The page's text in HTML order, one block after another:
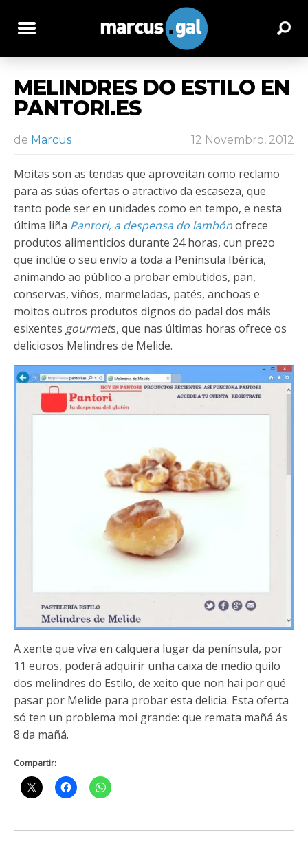
MELINDRES DO ESTILO EN
PANTORI.ES
de Marcus 12 Novembro, 2012
Moitas son as tendas que aproveitan como reclamo
para as súas ofertas o atractivo da escaseza, que
tanto pode ser en unidades como en tempo, e nesta
última liña Pantori, a despensa do lambónofrece
produtos alimenticios durante 24 horas, cun prezo
que inclúe o seu envío a toda a Península Ibérica,
animando ao público a probar embutidos, pan,
conservas, viños, marmeladas, patés, anchoas e
moitos outros produtos dignos do padal dos máis
esixentes gourmets, que nas últimas horas ofrece os
deliciosos Melindres de Melide.
A xente que viva en calquera lugar da península, por
11 euros, poderá adquirir unha caixa de medio quilo
dos melindres do Estilo, de xeito que non hai por qué
pasar por Melide para probar esta delicia. Esta oferta
só ten un problema moi grande: que remata mañá ás
8 da mañá.
Compartir: